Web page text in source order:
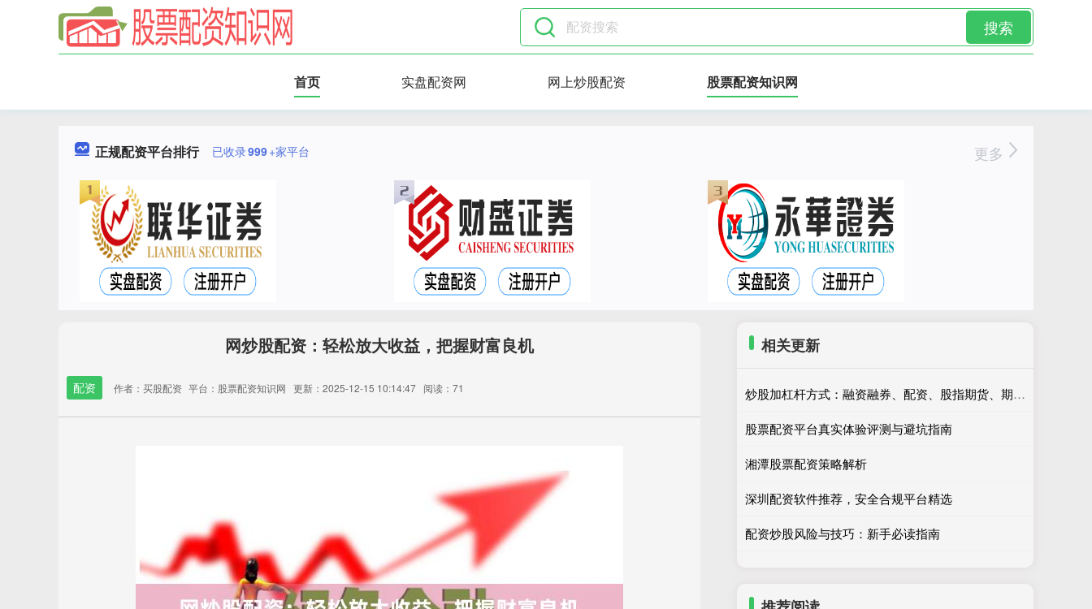
搜索
首页 实盘配资网 网上炒股配资 股票配资知识网
正规配资平台排行 已收录999+家平台 更多
网炒股配资：轻松放大收益，把握财富良机
配资 作者：买股配资 平台：股票配资知识网 更新：2025-12-15 10:14:47 阅读：71
相关更新
炒股加杠杆方式：融资融券、配资、股指期货、期权等。
股票配资平台真实体验评测与避坑指南
湘潭股票配资策略解析
深圳配资软件推荐，安全合规平台精选
配资炒股风险与技巧：新手必读指南